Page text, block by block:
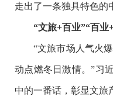
走出了一条独具特色的
“文旅+百业”“百业
“文旅市场人气火
动点燃冬日激情。”习
中的一番话，彰显文旅